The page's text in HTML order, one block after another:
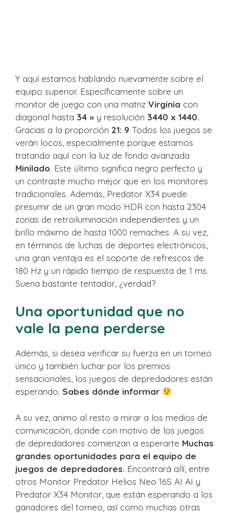
Y aquí estamos hablando nuevamente sobre el
equipo superior. Específicamente sobre un
monitor de juego con una matriz Virginia con
diagonal hasta 34 » y resolución 3440 x 1440.
Gracias a la proporción 21: 9 Todos los juegos se
verán locos, especialmente porque estamos
tratando aquí con la luz de fondo avanzada
Minilado. Este último significa negro perfecto y
un contraste mucho mejor que en los monitores
tradicionales. Además, Predator X34 puede
presumir de un gran modo HDR con hasta 2304
zonas de retroiluminación independientes y un
brillo máximo de hasta 1000 remaches. A su vez,
en términos de luchas de deportes electrónicos,
una gran ventaja es el soporte de refrescos de
180 Hz y un rápido tiempo de respuesta de 1 ms.
Suena bastante tentador, ¿verdad?
Una oportunidad que no
vale la pena perderse
Además, si desea verificar su fuerza en un torneo
único y también luchar por los premios
sensacionales, los juegos de depredadores están
esperando. Sabes dónde informar
A su vez, animo al resto a mirar a los medios de
comunicación, donde con motivo de los juegos
de depredadores comienzan a esperarte Muchas
grandes oportunidades para el equipo de
juegos de depredadores. Encontrará allí, entre
otros Monitor Predator Helios Neo 16S AI AI y
Predator X34 Monitor, que están esperando a los
ganadores del torneo, así como muchas otras